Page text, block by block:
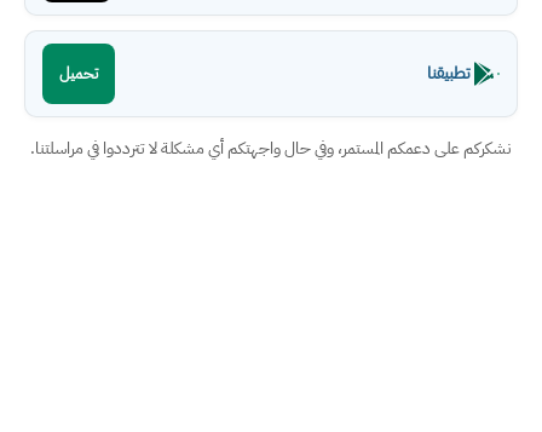
تطبيقنا تحميل
نشكركم على دعمكم المستمر، وفي حال واجهتكم أي مشكلة لا تترددوا في مراسلتنا.